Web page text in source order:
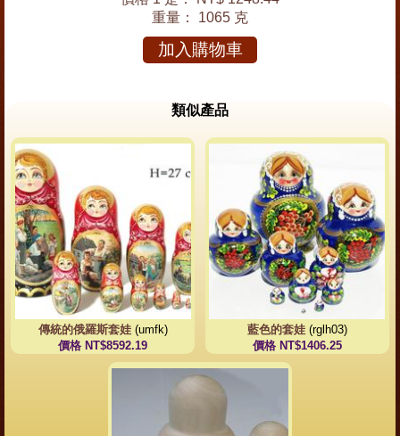
重量： 1065 克
加入購物車
類似產品
傳統的俄羅斯套娃(umfk)
價格 NT$8592.19
藍色的套娃(rglh03)
價格 NT$1406.25